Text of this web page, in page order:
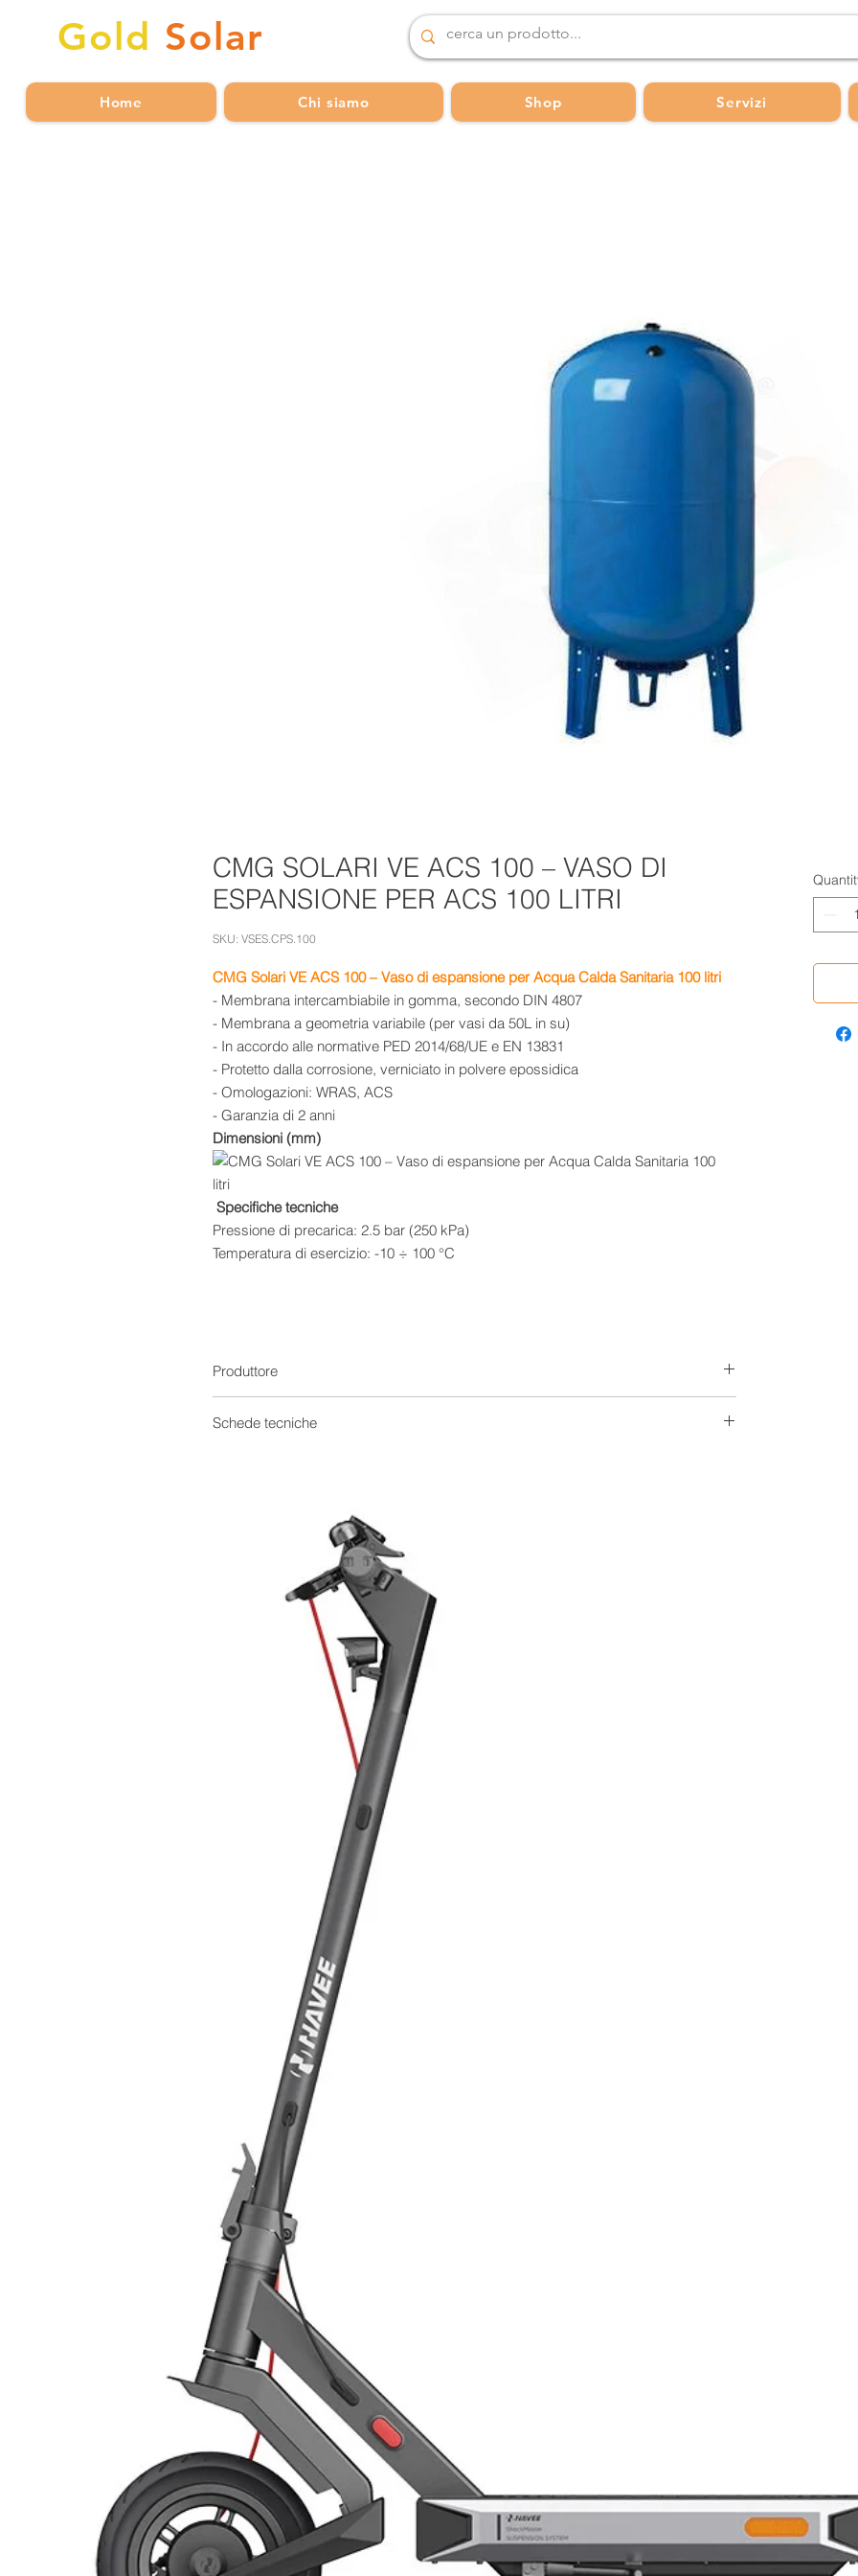
Gold Solar
Home Chi siamo Shop Servizi
CMG SOLARI VE ACS 100 – VASO DI
ESPANSIONE PER ACS 100 LITRI
SKU: VSES.CPS.100
CMG Solari VE ACS 100 – Vaso di espansione per Acqua Calda Sanitaria 100 litri
- Membrana intercambiabile in gomma, secondo DIN 4807
- Membrana a geometria variabile (per vasi da 50L in su)
- In accordo alle normative PED 2014/68/UE e EN 13831
- Protetto dalla corrosione, verniciato in polvere epossidica
- Omologazioni: WRAS, ACS
- Garanzia di 2 anni
Dimensioni (mm)
Specifiche tecniche
Pressione di precarica: 2.5 bar (250 kPa)
Temperatura di esercizio: -10 ÷ 100 °C
Produttore
Schede tecniche